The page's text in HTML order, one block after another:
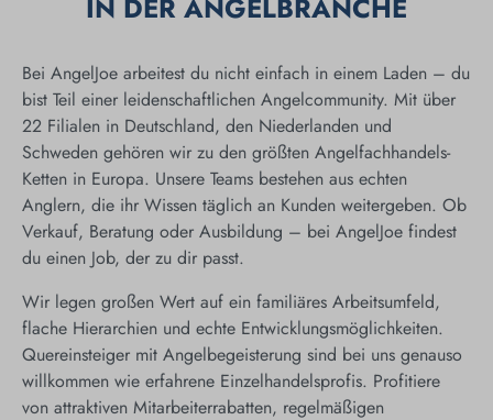
IN DER ANGELBRANCHE
Bei AngelJoe arbeitest du nicht einfach in einem Laden – du
bist Teil einer leidenschaftlichen Angelcommunity. Mit über
22 Filialen in Deutschland, den Niederlanden und
Schweden gehören wir zu den größten Angelfachhandels-
Ketten in Europa. Unsere Teams bestehen aus echten
Anglern, die ihr Wissen täglich an Kunden weitergeben. Ob
Verkauf, Beratung oder Ausbildung – bei AngelJoe findest
du einen Job, der zu dir passt.
Wir legen großen Wert auf ein familiäres Arbeitsumfeld,
flache Hierarchien und echte Entwicklungsmöglichkeiten.
Quereinsteiger mit Angelbegeisterung sind bei uns genauso
willkommen wie erfahrene Einzelhandelsprofis. Profitiere
von attraktiven Mitarbeiterrabatten, regelmäßigen